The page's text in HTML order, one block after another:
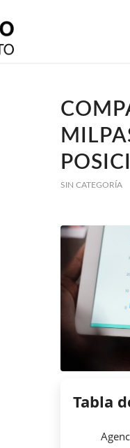
SIN CATEGORÍA
Tabla